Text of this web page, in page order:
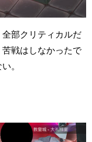
部クリティカルだ
戦はしなかったで
。